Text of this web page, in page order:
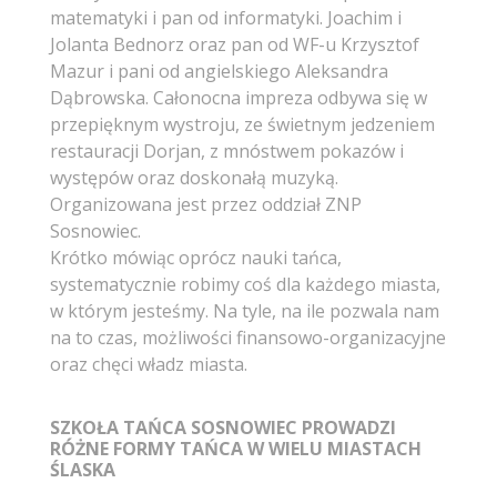
matematyki i pan od informatyki. Joachim i
Jolanta Bednorz oraz pan od WF-u Krzysztof
Mazur i pani od angielskiego Aleksandra
Dąbrowska. Całonocna impreza odbywa się w
przepięknym wystroju, ze świetnym jedzeniem
restauracji Dorjan, z mnóstwem pokazów i
występów oraz doskonałą muzyką.
Organizowana jest przez oddział ZNP
Sosnowiec.
Krótko mówiąc oprócz nauki tańca,
systematycznie robimy coś dla każdego miasta,
w którym jesteśmy. Na tyle, na ile pozwala nam
na to czas, możliwości finansowo-organizacyjne
oraz chęci władz miasta.
SZKOŁA TAŃCA SOSNOWIEC PROWADZI
RÓŻNE FORMY TAŃCA W WIELU MIASTACH
ŚLASKA